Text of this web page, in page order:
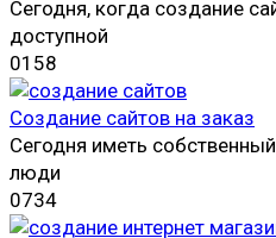
Сегодня, когда создание
доступной
0158
Создание сайтов на заказ
Сегодня иметь
люди
0734